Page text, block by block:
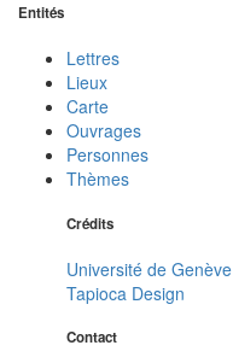
Entités
Lettres
Lieux
Carte
Ouvrages
Personnes
Thèmes
Crédits
Université de Genève
Tapioca Design
Contact